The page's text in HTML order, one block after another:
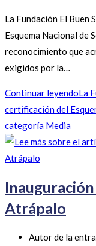
La Fundación El Buen
Esquema Nacional de
reconocimiento que
exigidos por la…
Continuar leyendoLa
certificación del
categoría Media
Atrápalo
Autor de la